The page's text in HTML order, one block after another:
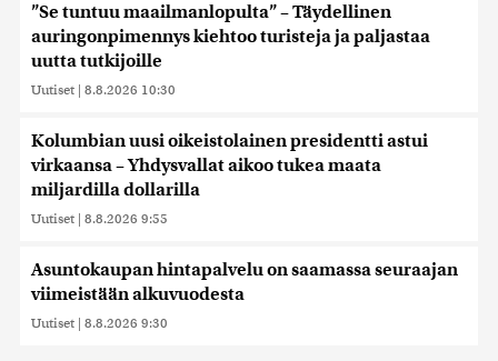
”Se tuntuu maailmanlopulta” – Täydellinen
auringonpimennys kiehtoo turisteja ja paljastaa
uutta tutkijoille
Uutiset | 8.8.2026 10:30
Kolumbian uusi oikeistolainen presidentti astui
virkaansa – Yhdysvallat aikoo tukea maata
miljardilla dollarilla
Uutiset | 8.8.2026 9:55
Asuntokaupan hintapalvelu on saamassa seuraajan
viimeistään alkuvuodesta
Uutiset | 8.8.2026 9:30